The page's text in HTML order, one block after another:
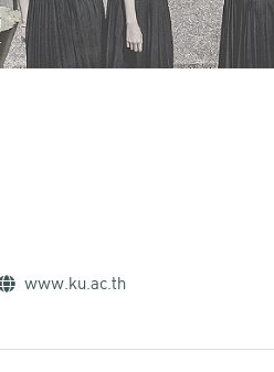
www.ku.ac.th